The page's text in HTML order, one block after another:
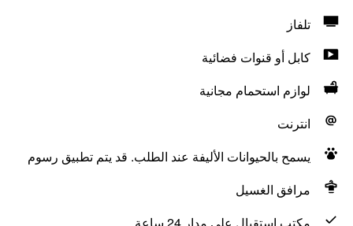
تلفاز
كابل أو قنوات فضائية
لوازم استحمام مجانية
انترنت
يسمح بالحيوانات الأليفة عند الطلب. قد يتم تطبيق رسوم
مرافق الغسيل